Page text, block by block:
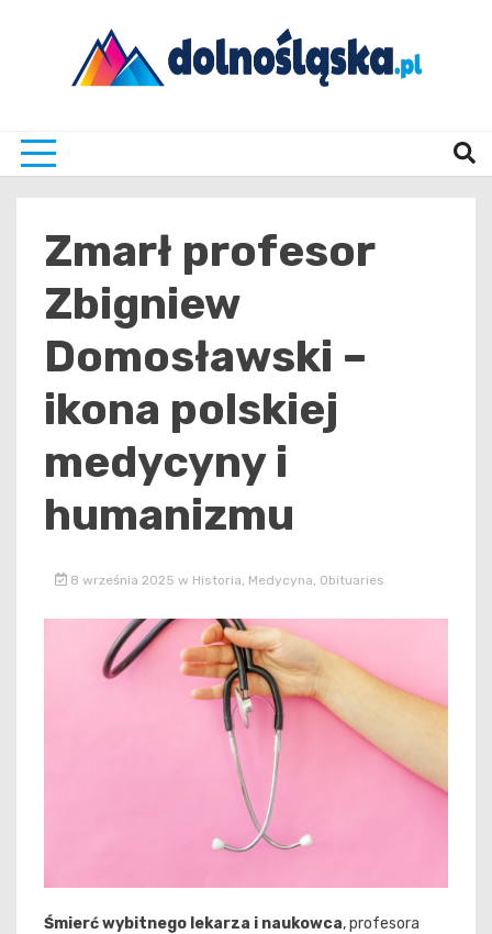
Zmarł profesor
Zbigniew
Domosławski –
ikona polskiej
medycyny i
humanizmu
8 września 2025 w Historia Medycyna Obituaries
Śmierć wybitnego lekarza i naukowca, profesora